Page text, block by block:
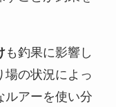
も釣果に影響し
場の状況によっ
ルアーを使い分